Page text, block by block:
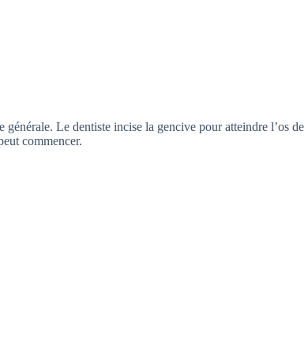
générale. Le dentiste incise la gencive pour atteindre l’os de
commencer.